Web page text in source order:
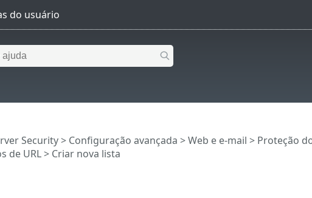
Security> Configuração avançada >Web e e-mail > Proteção
de URL> Criar nova lista